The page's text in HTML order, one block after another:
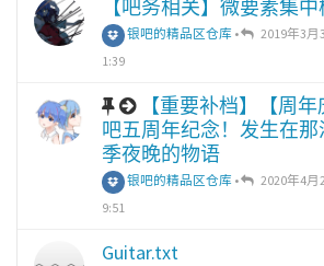
【吧务相关】微要素集中
银吧的精品区仓库 •
2019年3月
1:39
【重要补档】【周
吧五周年纪念！发生在那
季夜晚的物语
银吧的精品区仓库 •
2020年4月
9:51
Guitar.txt